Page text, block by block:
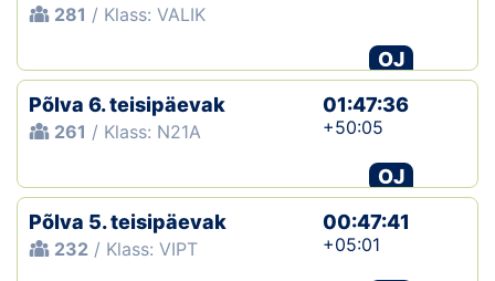
281 / Klass: VALIK
OJ
Põlva 6. teisipäevak
261 / Klass: N21A
01:47:36
+50:05
OJ
Põlva 5. teisipäevak
232 / Klass: VIPT
00:47:41
+05:01